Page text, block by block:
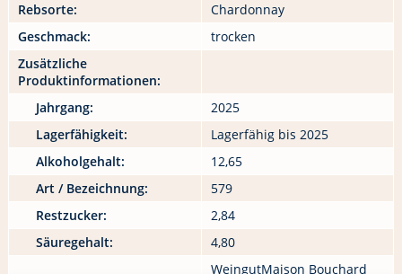
Rebsorte:
Chardonnay
Geschmack:
trocken
Zusätzliche
Produktinformationen:
Jahrgang:
2025
Lagerfähigkeit:
Lagerfähig bis 2025
Alkoholgehalt:
12,65
Art / Bezeichnung:
579
Restzucker:
2,84
Säuregehalt:
4,80
WeingutMaison Bouchard